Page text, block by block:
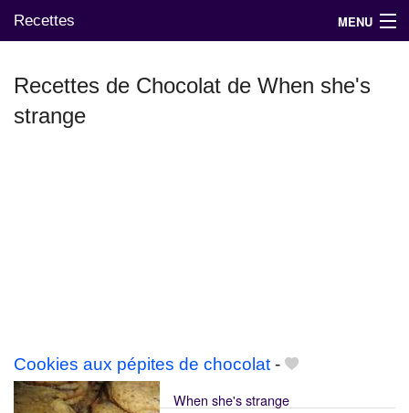
Recettes MENU
Mes blogs préférés
Recettes de Chocolat de When she's
strange
Cookies aux pépites de chocolat -
When she's strange